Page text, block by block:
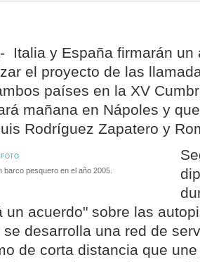
Italia y España firmarán un
el proyecto de las
países en la XV
mañana en Nápoles y
Rodríguez Zapatero y
barco pesquero en el año 2005.
un acuerdo" sobre las
se desarrolla una red de
de corta distancia que